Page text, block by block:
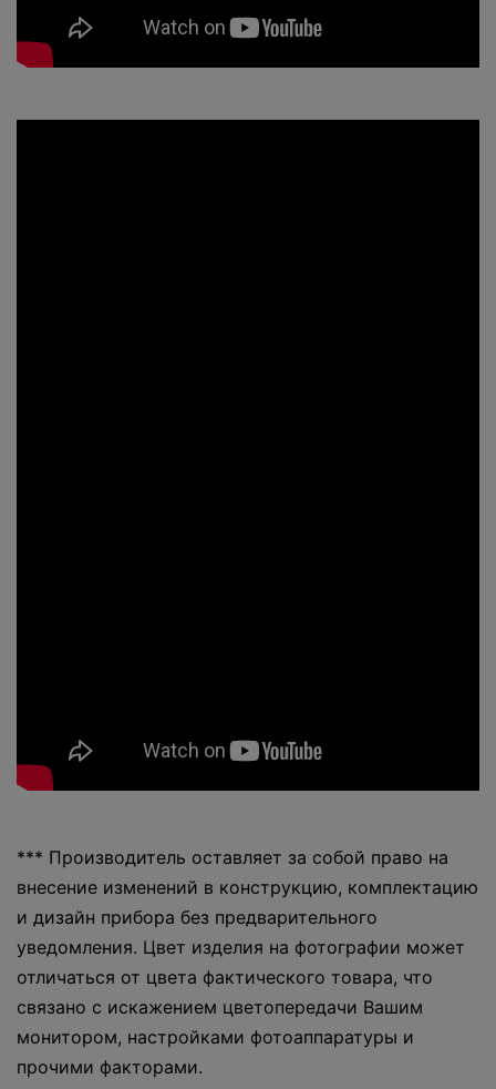
*** Производитель оставляет за собой право на
внесение изменений в конструкцию, комплектацию
и дизайн прибора без предварительного
уведомления. Цвет изделия на фотографии может
отличаться от цвета фактического товара, что
связано с искажением цветопередачи Вашим
монитором, настройками фотоаппаратуры и
прочими факторами.